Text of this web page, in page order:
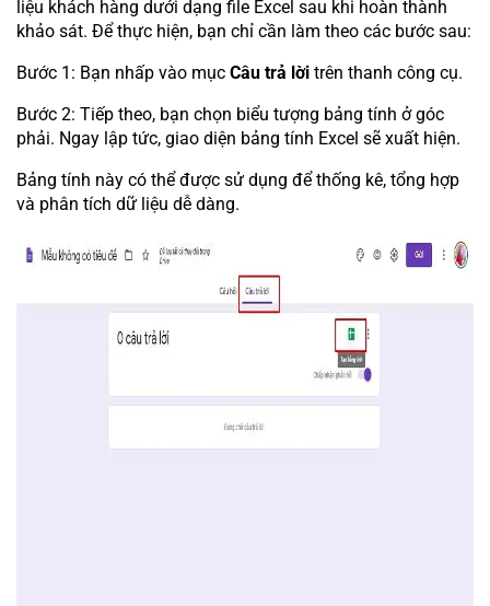
liệu khách hàng dưới dạng file Excel sau khi hoàn thành
khảo sát. Để thực hiện, bạn chỉ cần làm theo các bước sau:
Bước 1: Bạn nhấp vào mục Câu trả lời trên thanh công cụ.
Bước 2: Tiếp theo, bạn chọn biểu tượng bảng tính ở góc
phải. Ngay lập tức, giao diện bảng tính Excel sẽ xuất hiện.
Bảng tính này có thể được sử dụng để thống kê, tổng hợp
và phân tích dữ liệu dễ dàng.